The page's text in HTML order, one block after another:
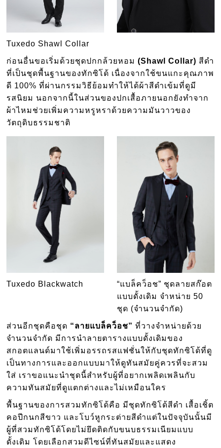
Tuxedo Shawl Collar
ก่อนอื่นขอเริ่มด้วยชุดปกกล้วยหอม(Shawl Collar) สีดำ
ที่เป็นชุดพื้นฐานของทักซิโด้ เนื่องจากใช้ขนแกะคุณภาพ
ดี 100% ที่ผ่านกรรมวิธีย้อมทำให้ได้ผ้าสีดำเข้มที่ดูมี
รสนิยม นอกจากนี้ในส่วนของปกเสื้อภายนอกยังทำจาก
ผ้าไหมช่วยเพิ่มความหรูหราด้วยความมันวาวของ
วัตถุดิบธรรมชาติ
Tuxedo Blackwatch
“แบล็คว็อช” ชุดลายสก๊อต
แบบดั้งเดิม จำหน่าย 50
ชุด (จำนวนจำกัด)
ส่วนอีกชุดคือชุด “ลายแบล็คว็อช” ที่วางจำหน่ายด้วย
จำนวนจำกัด มีการนำลายตารางแบบดั้งเดิมของ
สกอตแลนด์มาใช้เพิ่มอรรถรสแฟชั่นให้กับชุดทักซิโด้ที่ดู
เป็นทางการและออกแบบมาให้ดูทันสมัยคู่ควรที่จะสวม
ใส่ เราขอแนะนำชุดนี้สำหรับผู้ที่อยากเพลิดเพลินกับ
ความทันสมัยที่ดูแตกต่างและไม่เหมือนใคร
พื้นฐานของการสวมทักซิโด้คือ มีชุดทักซิโด้สีดำ เสื้อเชิ้ต
คอปีกนกสีขาว และโบว์หูกระต่ายสีดำแต่ในปัจจุบันนั้นมี
ผู้ที่สวมทักซิโด้โดยไม่ยึดติดกับขนบธรรมเนียมแบบ
ดั้งเดิม โดยเลือกสวมดีไซน์ที่ทันสมัยและแสดง